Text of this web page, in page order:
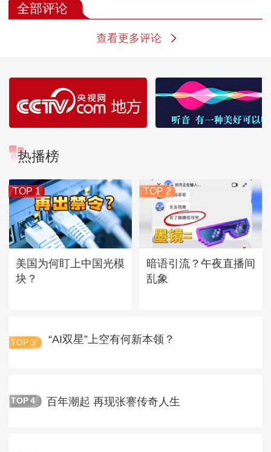
全部评论
查看更多评论
热播榜
TOP 1
美国为何盯上中国光模
块？
TOP 2
暗语引流？午夜直播间
乱象
TOP 3 “AI双星”上空有何新本领？
TOP 4 百年潮起 再现张謇传奇人生